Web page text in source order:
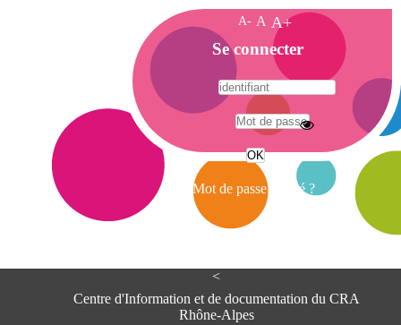
<
Centre d'Information et de documentation du CRA
Rhône-Alpes
A- A A+
A
c
c
e
i
Se connecter
Mot de passe oublié ?
A
e
e